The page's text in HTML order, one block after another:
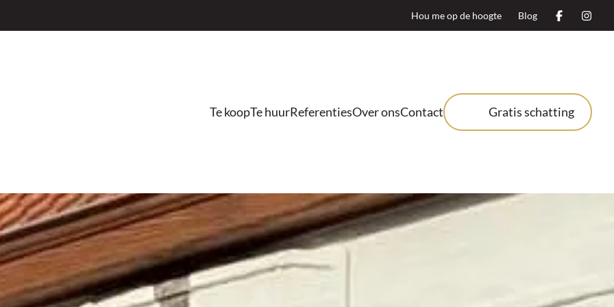
Hou me op de hoogte Blog
Te koopTe huurReferentiesOver onsContact Gratis schatting